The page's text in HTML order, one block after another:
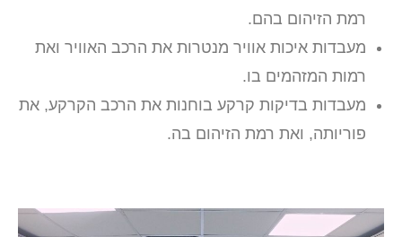
רמת הזיהום בהם.
מעבדות איכות אוויר מנטרות את הרכב האוויר ואת
רמות המזהמים בו.
מעבדות בדיקות קרקע בוחנות את הרכב הקרקע, את
פוריותה, ואת רמת הזיהום בה.